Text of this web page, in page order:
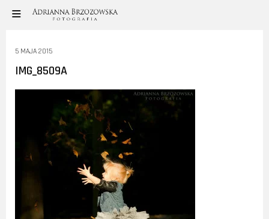
5 MAJA 2015
IMG_8509A